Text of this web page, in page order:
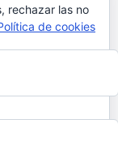
rechazar las no
de cookies